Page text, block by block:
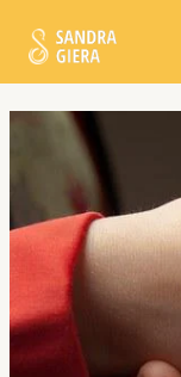
Inhalt
springen
navigation